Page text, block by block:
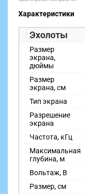
Характеристики
Эхолоты
Размер
экрана,
дюймы
Размер
экрана, см
Тип экрана
Разрешение
экрана
Частота, кГц
Максимальная
глубина, м
Вольтаж, В
Размер, см